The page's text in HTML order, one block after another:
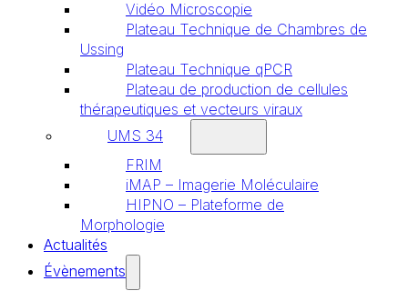
Vidéo Microscopie
Plateau Technique de Chambres de
Ussing
Plateau Technique qPCR
Plateau de production de cellules
thérapeutiques et vecteurs viraux
UMS 34
FRIM
iMAP – Imagerie Moléculaire
HIPNO – Plateforme de
Morphologie
Actualités
Évènements